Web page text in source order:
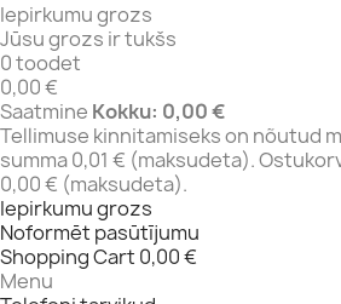
Iepirkumu grozs
Jūsu grozs ir tukšs
0 toodet
0,00 €
Saatmine Kokku: 0,00 €
Tellimuse kinnitamiseks on nõutud
summa 0,01 € (maksudeta).
0,00 € (maksudeta).
Iepirkumu grozs
Noformēt pasūtījumu
Shopping Cart 0,00 €
Menu